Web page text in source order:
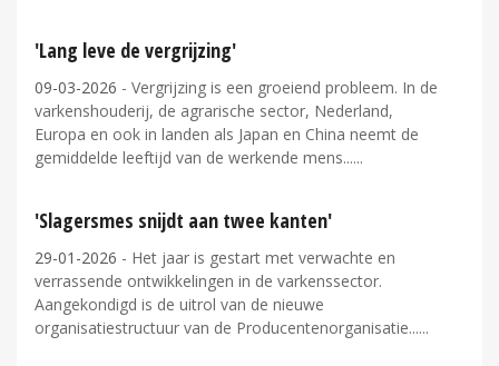
'Lang leve de vergrijzing'
09-03-2026 - Vergrijzing is een groeiend probleem. In de
varkenshouderij, de agrarische sector, Nederland,
Europa en ook in landen als Japan en China neemt de
gemiddelde leeftijd van de werkende mens...
'Slagersmes snijdt aan twee kanten'
29-01-2026 - Het jaar is gestart met verwachte en
verrassende ontwikkelingen in de varkenssector.
Aangekondigd is de uitrol van de nieuwe
organisatiestructuur van de Producentenorganisatie...